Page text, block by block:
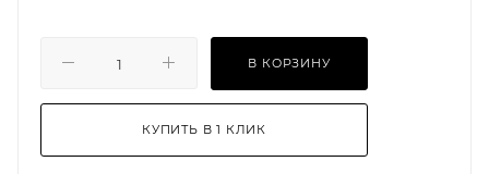
В КОРЗИНУ
КУПИТЬ В 1 КЛИК